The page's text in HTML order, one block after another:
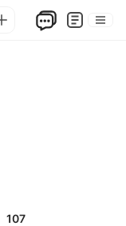
107